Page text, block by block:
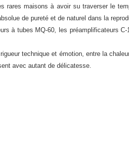
rares maisons à avoir su traverser le
de pureté et de naturel dans la
à tubes MQ-60, les préamplificateurs
technique et émotion, entre la
avec autant de délicatesse.